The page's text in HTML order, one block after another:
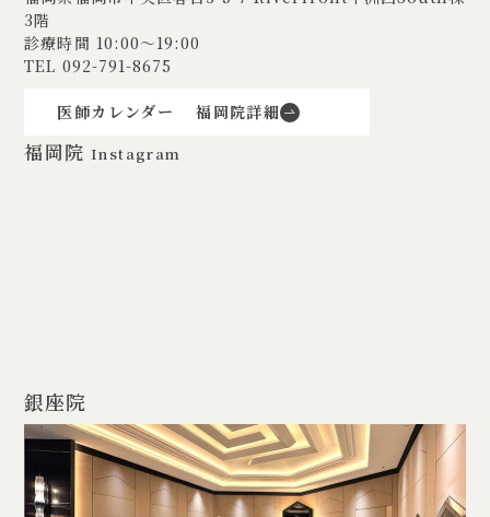
3階
診療時間 10:00〜19:00
TEL 092-791-8675
医師カレンダー 福岡院詳細
福岡院 Instagram
銀座院